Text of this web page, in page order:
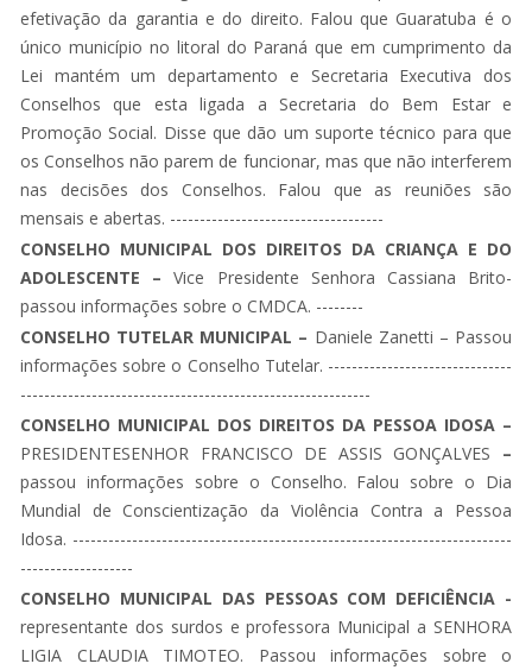
efetivação da garantia e do direito. Falou que Guaratuba é o
único município no litoral do Paraná que em cumprimento da
Lei mantém um departamento e Secretaria Executiva dos
Conselhos que esta ligada a Secretaria do Bem Estar e
Promoção Social. Disse que dão um suporte técnico para que
os Conselhos não parem de funcionar, mas que não interferem
nas decisões dos Conselhos. Falou que as reuniões são
mensais e abertas. ------------------------------------
CONSELHO MUNICIPAL DOS DIREITOS DA CRIANÇA E DO
ADOLESCENTE –Vice Presidente Senhora Cassiana Brito-
passou informações sobre o CMDCA. --------
CONSELHO TUTELAR MUNICIPAL – Daniele Zanetti – Passou
informações sobre o Conselho Tutelar. -------------------------------
-----------------------------------------------------------
CONSELHO MUNICIPAL DOS DIREITOS DA PESSOA IDOSA –
PRESIDENTESENHOR FRANCISCO DE ASSIS GONÇALVES –
passou informações sobre o Conselho. Falou sobre o Dia
Mundial de Conscientização da Violência Contra a Pessoa
Idosa. --------------------------------------------------------------------------
-------------------
CONSELHO MUNICIPAL DAS PESSOAS COM DEFICIÊNCIA -
representante dos surdos e professora Municipal a SENHORA
LIGIA CLAUDIA TIMOTEO. Passou informações sobre o